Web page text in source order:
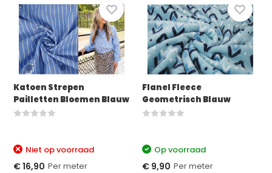
Katoen Strepen
Pailletten Bloemen Blauw
Niet op voorraad
€ 16,90 Per meter
Flanel Fleece
Geometrisch Blauw
Op voorraad
€ 9,90 Per meter